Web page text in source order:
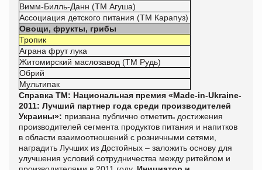
Вимм-Билль-Данн (ТМ Агуша)
Ассоциация детского питания (ТМ Карапуз)
Овощи, фрукты, грибы
Тропик
Аграна фрут лука
Житомирский маслозавод (ТМ Рудь)
Обрий
Мультипак
Справка ТМ: Национальная премия «Made-in-Ukraine-
2011: Лучший партнер года среди производителей
Украины»: призвана публично отметить достижения
производителей сегмента продуктов питания и напитков
в области взаимоотношений с розничными сетями,
наградить Лучших из Достойных – заложить основу для
улучшения условий сотрудничества между ритейлом и